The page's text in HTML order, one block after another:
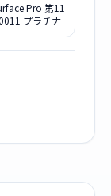
Pro 第11
プラチナ